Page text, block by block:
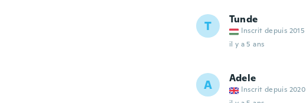
T Tunde
Inscrit depuis 2015
il y a 5 ans
A Adele
Inscrit depuis 2020